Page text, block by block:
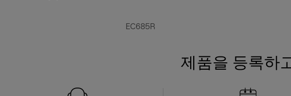
EC685R
제품을 등록하